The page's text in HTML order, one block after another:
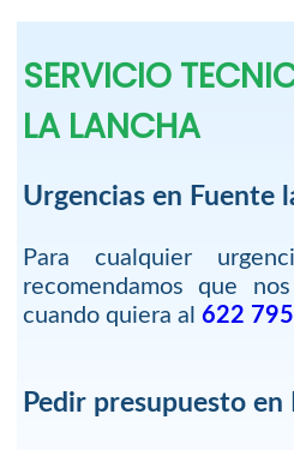
SERVICIO
LA LANCHA
Urgencias en Fuente
Para cualquier
recomendamos que
cuando quiera al 622
Pedir presupuesto en